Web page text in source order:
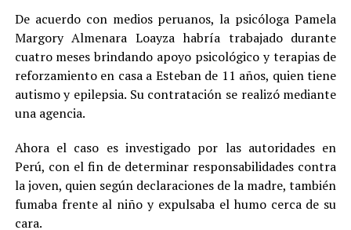
De acuerdo con medios peruanos, la psicóloga Pamela
Margory Almenara Loayza habría trabajado durante
cuatro meses brindando apoyo psicológico y terapias de
reforzamiento en casa a Esteban de 11 años, quien tiene
autismo y epilepsia. Su contratación se realizó mediante
una agencia.
Ahora el caso es investigado por las autoridades en
Perú, con el fin de determinar responsabilidades contra
la joven, quien según declaraciones de la madre, también
fumaba frente al niño y expulsaba el humo cerca de su
cara.